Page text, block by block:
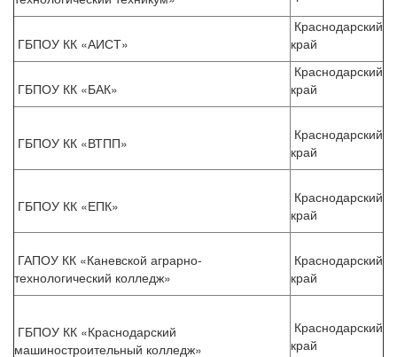
ГБПОУ КК «АИСТ»
Краснодарский
край
ГБПОУ КК «БАК»
Краснодарский
край
ГБПОУ КК «ВТПП»
Краснодарский
край
ГБПОУ КК «ЕПК»
Краснодарский
край
ГАПОУ КК «Каневской аграрно-
технологический колледж»
Краснодарский
край
ГБПОУ КК «Краснодарский
машиностроительный колледж»
Краснодарский
край